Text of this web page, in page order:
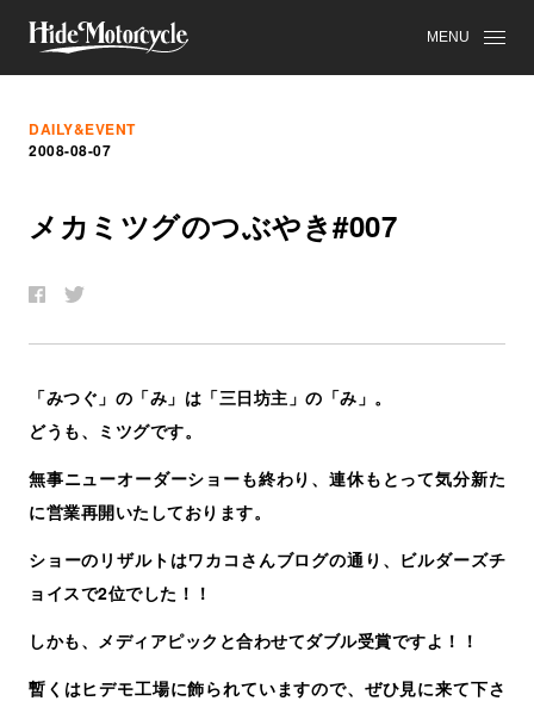
MENU
DAILY&EVENT
2008-08-07
メ カ ミ ツグのつぶやき#007
「みつぐ」の「み」は「三日坊主」の「み」。
どうも、ミツグです。
無事ニューオーダーショーも終わり、連休もとって気分新た
に営業再開いたしております。
ショーのリザルトはワカコさんブログの通り、ビルダーズチ
ョイスで2位でした！！
しかも、メディアピックと合わせてダブル受賞ですよ！！
暫くはヒデモ工場に飾られていますので、ぜひ見に来て下さ